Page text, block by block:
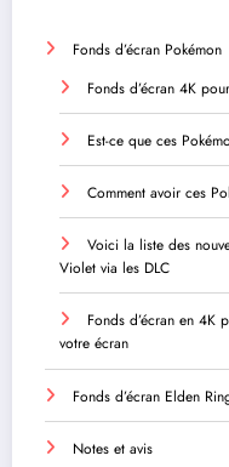
Fonds d’écran Pokémon
Fonds d’écran 4K
Est-ce que ces
Comment avoir ces
Voici la liste des
Violet via les DLC
Fonds d’écran en
votre écran
Fonds d’écran Elden
Notes et avis